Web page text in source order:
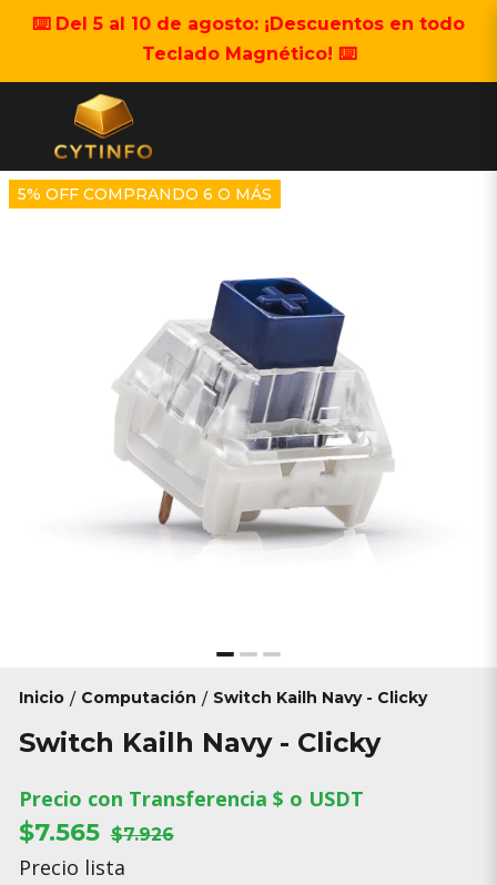
⌨️ Del 5 al 10 de agosto: ¡Descuentos en todo
Teclado Magnético! ⌨️
5% OFF COMPRANDO 6 O MÁS
Inicio / Computación / Switch Kailh Navy - Clicky
Switch Kailh Navy - Clicky
Precio con Transferencia $ o USDT
$7.565 $7.926
Precio lista